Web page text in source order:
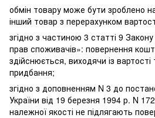
обмін товару може бути зроблено
інший товар з перерахунком
згідно з частиною 3 статті 9
прав споживачів»: повернення
здійснюється, виходячи із
придбання;
згідно з доповненням N 3 до
України від 19 березня 1994 р. N
належної якості не підлягають